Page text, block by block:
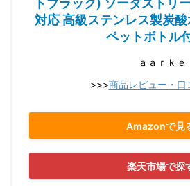
トブラック) ソーダストリ
対応 高級ステンレス製炭
ペットボトル
ａａｒｋｅ
>>>商品レビュー・口
Amazonで見
楽天市場で探